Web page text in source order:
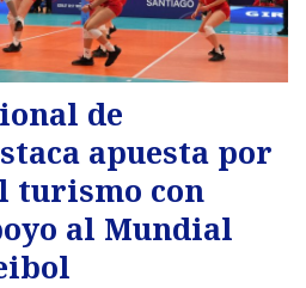
de
apuesta por
turismo con
al Mundial